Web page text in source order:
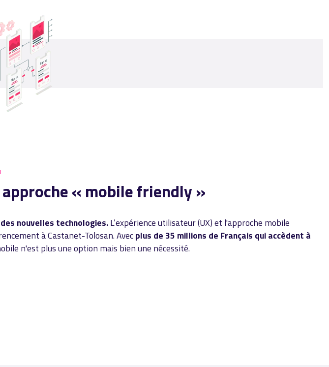
« mobile friendly »
nouvelles technologies.L’expérience utilisateur (UX) et l'approche mobile
à Castanet-Tolosan. Avecplus de 35 millions de Français qui accèdent à
n'est plus une option mais bien une nécessité.